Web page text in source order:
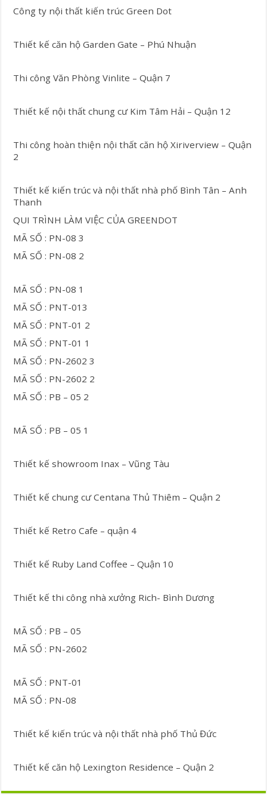
Công ty nội thất kiến trúc Green Dot
Thiết kế căn hộ Garden Gate – Phú Nhuận
Thi công Văn Phòng Vinlite – Quận 7
Thiết kế nội thất chung cư Kim Tâm Hải – Quận 12
Thi công hoàn thiện nội thất căn hộ Xiriverview – Quận
2
Thiết kế kiến trúc và nội thất nhà phố Bình Tân – Anh
Thanh
QUI TRÌNH LÀM VIỆC CỦA GREENDOT
MÃ SỐ : PN-08 3
MÃ SỐ : PN-08 2
MÃ SỐ : PN-08 1
MÃ SỐ : PNT-013
MÃ SỐ : PNT-01 2
MÃ SỐ : PNT-01 1
MÃ SỐ : PN-2602 3
MÃ SỐ : PN-2602 2
MÃ SỐ : PB – 05 2
MÃ SỐ : PB – 05 1
Thiết kế showroom Inax – Vũng Tàu
Thiết kế chung cư Centana Thủ Thiêm – Quận 2
Thiết kế Retro Cafe – quận 4
Thiết kế Ruby Land Coffee – Quận 10
Thiết kế thi công nhà xưởng Rich- Bình Dương
MÃ SỐ : PB – 05
MÃ SỐ : PN-2602
MÃ SỐ : PNT-01
MÃ SỐ : PN-08
Thiết kế kiến trúc và nội thất nhà phố Thủ Đức
Thiết kế căn hộ Lexington Residence – Quận 2